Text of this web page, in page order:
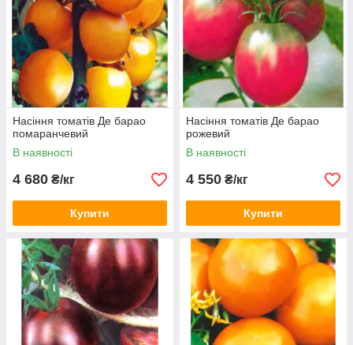
Насіння томатів Де барао
помаранчевий
В наявності
4 680 ₴/кг
Купити
Насіння томатів Де барао
рожевий
В наявності
4 550 ₴/кг
Купити